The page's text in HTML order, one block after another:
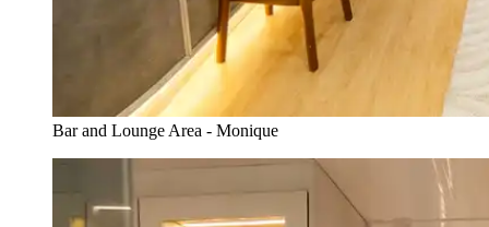
Bar and Lounge Area - Monique